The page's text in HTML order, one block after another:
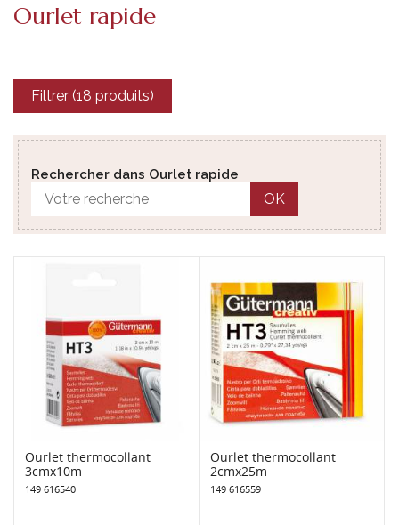
Ourlet rapide
Filtrer (18 produits)
Rechercher dans Ourlet rapide
OK
Ourlet thermocollant
3cmx10m
149 616540
Ourlet thermocollant
2cmx25m
149 616559